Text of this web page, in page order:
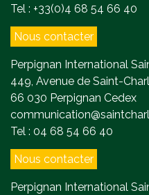
Tel : +33(0)4 68 54 66 40
Nous contacter
Perpignan International
449, Avenue de Saint-
66 030 Perpignan Cedex
Tel : 04 68 54 66 40
Nous contacter
Perpignan International